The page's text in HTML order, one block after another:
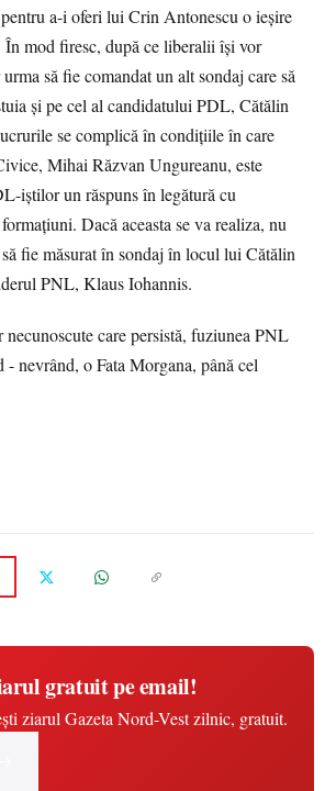
a-i oferi lui Crin Antonescu o ieşire
mod firesc, după ce liberalii îşi vor
să fie comandat un alt sondaj care să
şi pe cel al candidatului PDL, Cătălin
se complică în condiţiile în care
Mihai Răzvan Ungureanu, este
iştilor un răspuns în legătură cu
Dacă aceasta se va realiza, nu
fie măsurat în sondaj în locul lui Cătălin
PNL, Klaus Iohannis.
necunoscute care persistă, fuziunea PNL
nevrând, o Fata Morgana, până cel
gratuit pe email!
ziarul Gazeta Nord-Vest zilnic, gratuit.